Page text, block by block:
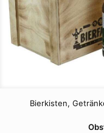
Bierkisten,